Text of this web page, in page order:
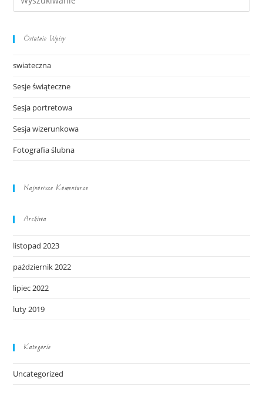
Ostatnie Wpisy
swiateczna
Sesje świąteczne
Sesja portretowa
Sesja wizerunkowa
Fotografia ślubna
Najnowsze Komentarze
Archiwa
listopad 2023
październik 2022
lipiec 2022
luty 2019
Kategorie
Uncategorized